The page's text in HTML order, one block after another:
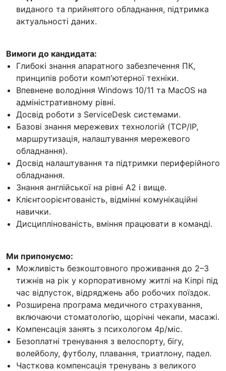
виданого та прийнятого обладнання, підтримка
актуальності даних.
Вимоги до кандидата:
Глибокі знання апаратного забезпечення ПК,
принципів роботи комп'ютерної техніки.
Впевнене володіння Windows 10/11 та MacOS на
адміністративному рівні.
Досвід роботи з ServiceDesk системами.
Базові знання мережевих технологій (TCP/IP,
маршрутизація, налаштування мережевого
обладнання).
Досвід налаштування та підтримки периферійного
обладнання.
Знання англійської на рівні A2 і вище.
Клієнтоорієнтованість, відмінні комунікаційні
навички.
Дисциплінованість, вміння працювати в команді.
Ми припонуємо:
Можливість безкоштовного проживання до 2–3
тижнів на рік у корпоративному житлі на Кіпрі під
час відпусток, відряджень або робочих поїздок.
Розширена програма медичного страхування,
включаючи стоматологію, щорічні чекапи, масажі.
Компенсація занять з психологом 4р/міс.
Безоплатні тренування з велоспорту, бігу,
волейболу, футболу, плавання, триатлону, падел.
Часткова компенсація тренувань з великого